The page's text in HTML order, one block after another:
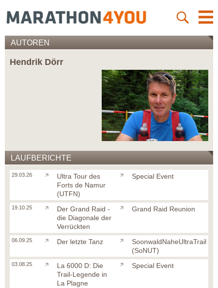
AUTOREN
Hendrik Dörr
LAUFBERICHTE
29.03.26
Ultra Tour des
Forts de Namur
(UTFN)
Special Event
19.10.25
Der Grand Raid -
die Diagonale der
Verrückten
Grand Raid Reunion
06.09.25 Der letzte Tanz
SoonwaldNaheUltraTrail
(SoNUT)
03.08.25
La 6000 D: Die
Trail-Legende in
La Plagne
Special Event